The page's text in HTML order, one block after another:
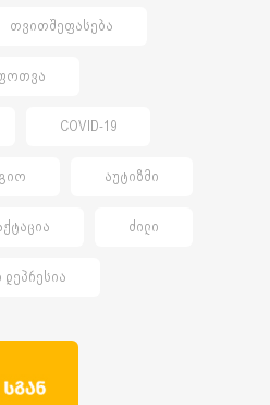
ᲗᲕᲘᲗᲨᲔᲤᲐᲡᲔᲑᲐ
COVID-19
ᲐᲣᲢᲘᲖᲛᲘ
ᲫᲘᲚᲘ